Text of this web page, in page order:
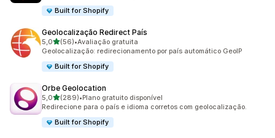
Built for Shopify
Geolocalização Redirect País
5,0de 5 estrelas
(56)
56 avaliações ao todo
•Avaliação gratuita
Geolocalização: redirecionamento por país automático GeoIP
Built for Shopify
Orbe Geolocation
5,0de 5 estrelas
(289)
289 avaliações ao todo
•Plano gratuito disponível
Redirecione para o país e idioma corretos com geolocalização.
Built for Shopify